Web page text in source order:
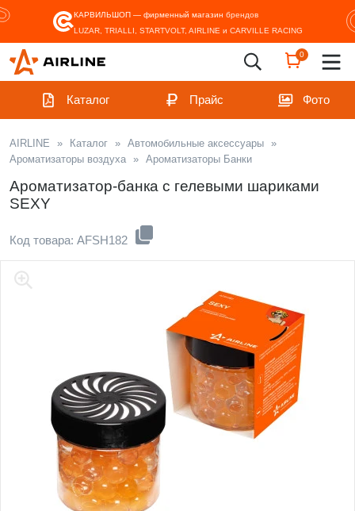
КАРВИЛЬШОП — фирменный магазин брендов
LUZAR, TRIALLI, STARTVOLT, AIRLINE и CARVILLE RACING
0
Каталог Прайс Фото
AIRLINE » Каталог » Автомобильные аксессуары »
Ароматизаторы воздуха » Ароматизаторы Банки
Ароматизатор-банка с гелевыми шариками
SEXY
Код товара: AFSH182